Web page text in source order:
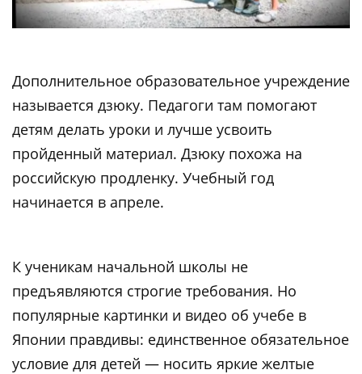
Дополнительное образовательное учреждение
называется дзюку. Педагоги там помогают
детям делать уроки и лучше усвоить
пройденный материал. Дзюку похожа на
российскую продленку. Учебный год
начинается в апреле.
К ученикам начальной школы не
предъявляются строгие требования. Но
популярные картинки и видео об учебе в
Японии правдивы: единственное обязательное
условие для детей — носить яркие желтые